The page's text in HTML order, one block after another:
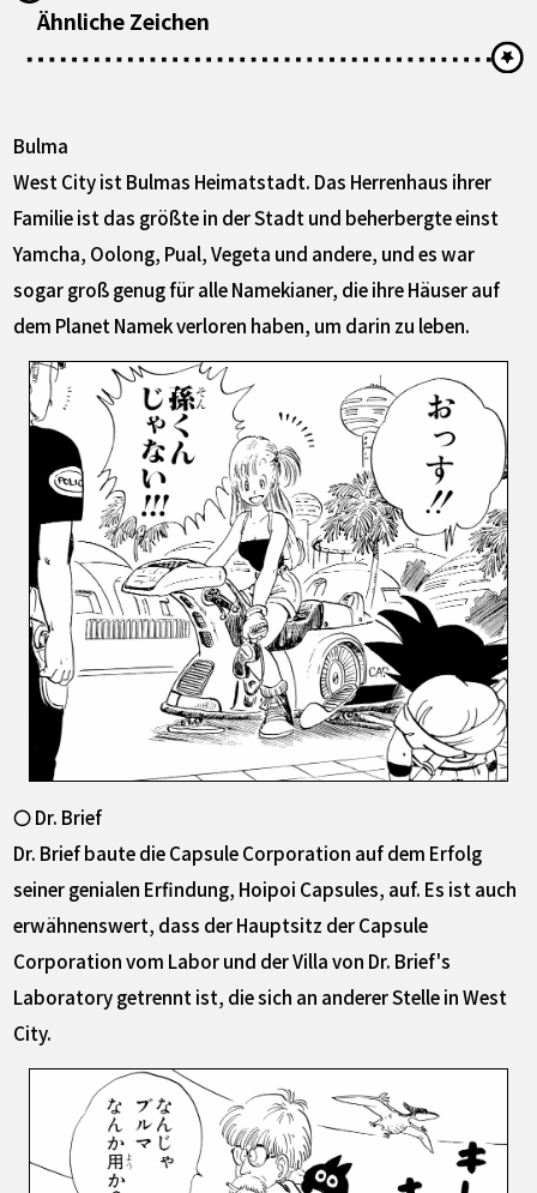
Ähnliche Zeichen
Bulma
West City ist Bulmas Heimatstadt. Das Herrenhaus ihrer
Familie ist das größte in der Stadt und beherbergte einst
Yamcha, Oolong, Pual, Vegeta und andere, und es war
sogar groß genug für alle Namekianer, die ihre Häuser auf
dem Planet Namek verloren haben, um darin zu leben.
〇 Dr. Brief
Dr. Brief baute die Capsule Corporation auf dem Erfolg
seiner genialen Erfindung, Hoipoi Capsules, auf. Es ist auch
erwähnenswert, dass der Hauptsitz der Capsule
Corporation vom Labor und der Villa von Dr. Brief's
Laboratory getrennt ist, die sich an anderer Stelle in West
City.